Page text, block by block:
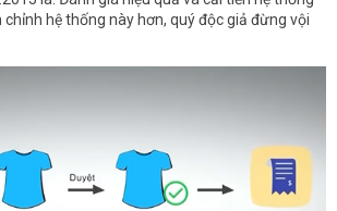
chỉnh hệ thống này hơn, quý độc giả đừng vội